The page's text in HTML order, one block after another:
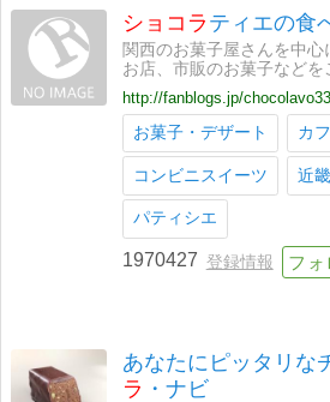
ショコラ ティエの食
関西のお菓子屋さんを中
お店、市販のお菓子などを
http://fanblogs.jp/
お菓子・デザート
カ
コンビニスイーツ 近
パティシエ
1970427 登録情報
あなたにピッタリな
ラ ・ナビ